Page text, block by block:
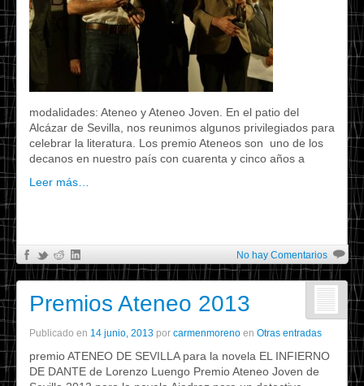
modalidades: Ateneo y Ateneo Joven. En el patio del
Alcázar de Sevilla, nos reunimos algunos privilegiados para
celebrar la literatura. Los premio Ateneos son uno de los
decanos en nuestro país con cuarenta y cinco años a
Leer más…
No hay Comentarios
Premios Ateneo 2013
Publicado en 14 junio, 2013 por carmenmoreno en Otras entradas
premio ATENEO DE SEVILLA para la novela EL INFIERNO
DE DANTE de Lorenzo Luengo Premio Ateneo Joven de